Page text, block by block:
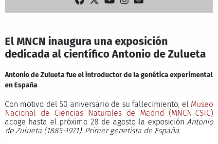
El MNCN inaugura una exposición
dedicada al científico Antonio de Zulueta
Antonio de Zulueta fue el introductor de la genética experimental
en España
Con motivo del 50 aniversario de su fallecimiento, el Museo
Nacional de Ciencias Naturales de Madrid (MNCN-CSIC)
acoge hasta el próximo 28 de agosto la exposición Antonio
de Zulueta (1885-1971). Primer genetista de España.